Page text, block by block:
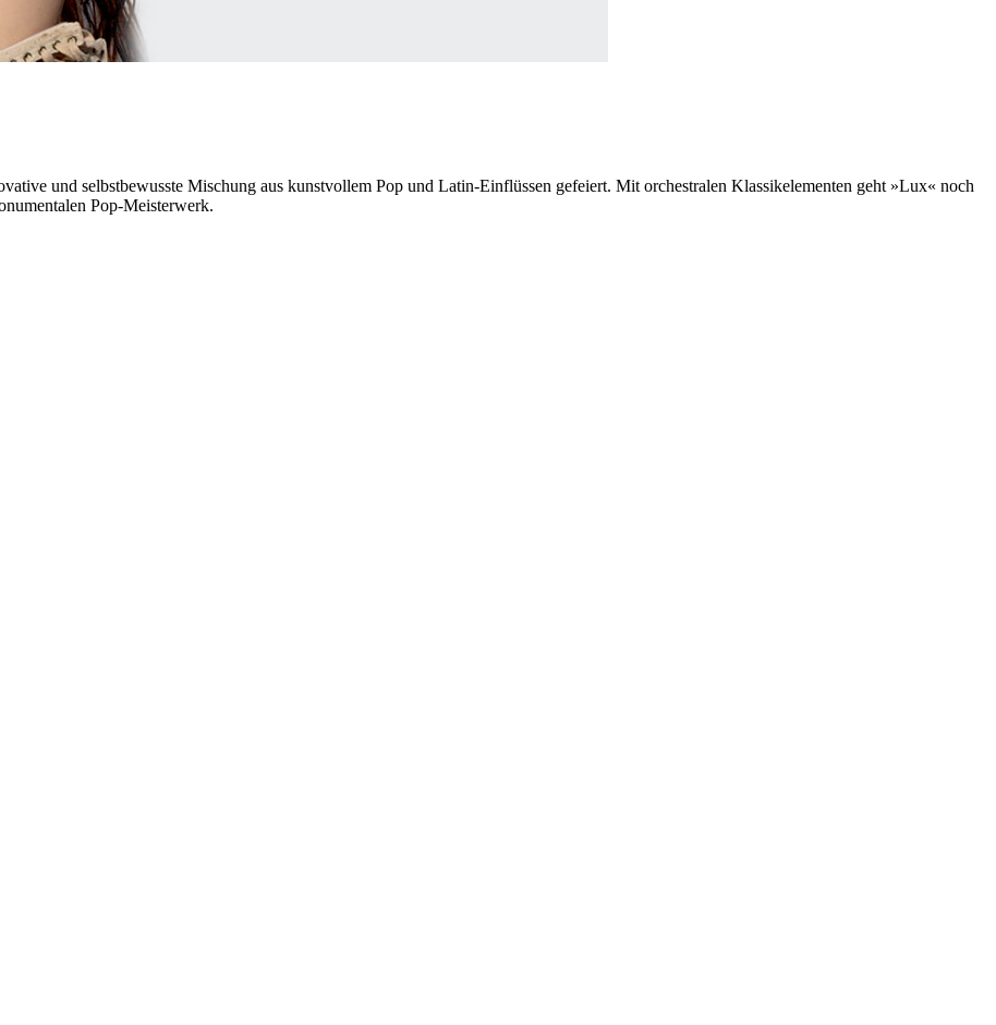
und selbstbewusste Mischung aus kunstvollem Pop und Latin-Einflüssen gefeiert. Mit orchestralen Klassikelementen geht »Lux« noch
Pop-Meisterwerk.